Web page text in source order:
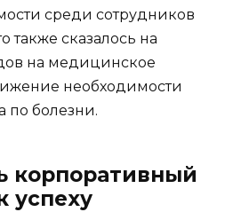
среди сотрудников
также сказалось на
на медицинское
необходимости
по болезни.
корпоративный
успеху